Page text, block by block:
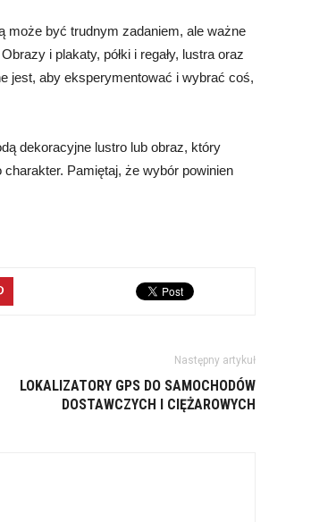
może być trudnym zadaniem, ale ważne
i plakaty, półki i regały, lustra oraz
jest, aby eksperymentować i wybrać coś,
dekoracyjne lustro lub obraz, który
Pamiętaj, że wybór powinien
Następny artykuł
LOKALIZATORY GPS DO SAMOCHODÓW
DOSTAWCZYCH I CIĘŻAROWYCH